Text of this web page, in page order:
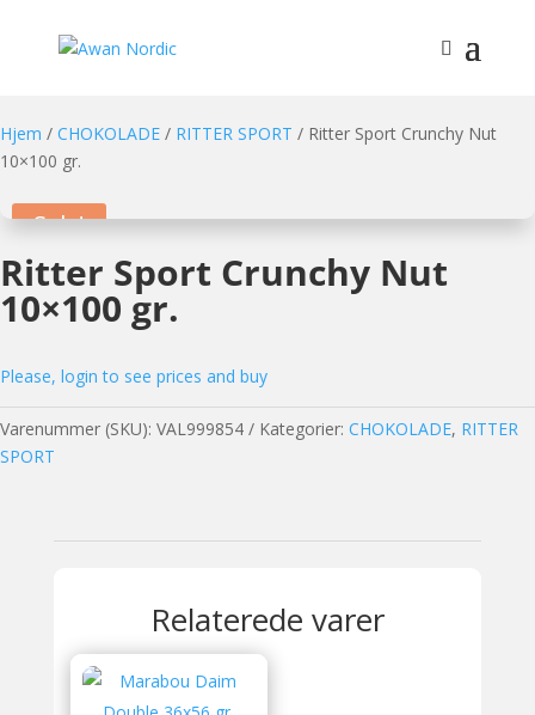
Hjem / CHOKOLADE / RITTER SPORT / Ritter Sport Crunchy Nut
10×100 gr.
Sale!
Ritter Sport Crunchy Nut
10×100 gr.
Please, login to see prices and buy
Varenummer (SKU): VAL999854 Kategorier: CHOKOLADE, RITTER
SPORT
Relaterede varer